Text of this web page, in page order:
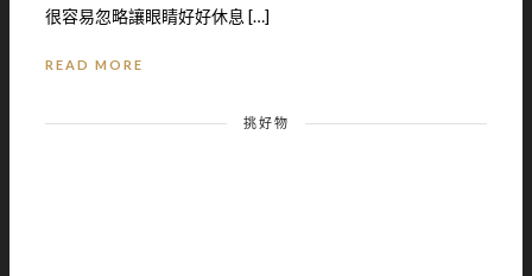
很容易忽略讓眼睛好好休息 […]
READ MORE
挑好物